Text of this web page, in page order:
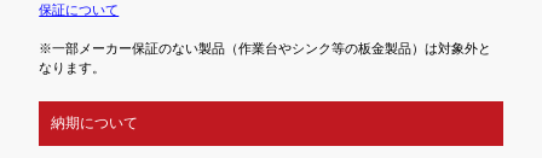
保証について
※一部メーカー保証のない製品（作業台やシンク等の板金製品）は対象外と
なります。
納期について